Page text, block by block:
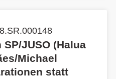
JUSO (Halua
Michael
statt